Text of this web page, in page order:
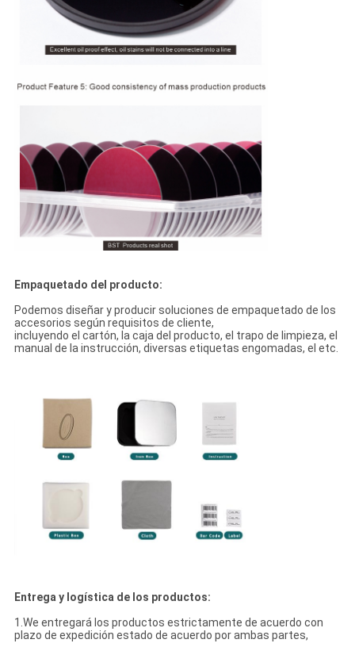
Empaquetado del producto:
Podemos diseñar y producir soluciones de empaquetado de los
accesorios según requisitos de cliente,
incluyendo el cartón, la caja del producto, el trapo de limpieza, el
manual de la instrucción, diversas etiquetas engomadas, el etc.
Entrega y logística de los productos:
1.We entregará los productos estrictamente de acuerdo con
plazo de expedición estado de acuerdo por ambas partes,